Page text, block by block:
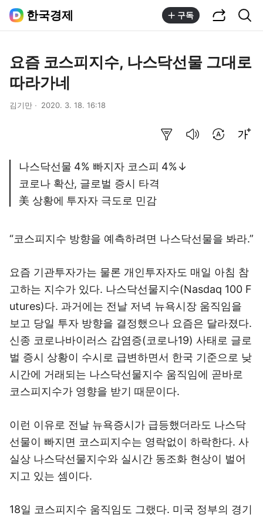
한국경제 구독
요즘 코스피지수, 나스닥선물 그대로
따라가네
김기만 2020. 3. 18. 16:18
나스닥선물 4% 빠지자 코스피 4%↓
코로나 확산, 글로벌 증시 타격
美 상황에 투자자 극도로 민감
“코스피지수 방향을 예측하려면 나스닥선물을 봐라.”
요즘 기관투자가는 물론 개인투자자도 매일 아침 참
고하는 지수가 있다. 나스닥선물지수(Nasdaq 100 F
utures)다. 과거에는 전날 저녁 뉴욕시장 움직임을
보고 당일 투자 방향을 결정했으나 요즘은 달라졌다.
신종 코로나바이러스 감염증(코로나19) 사태로 글로
벌 증시 상황이 수시로 급변하면서 한국 기준으로 낮
시간에 거래되는 나스닥선물지수 움직임에 곧바로
코스피지수가 영향을 받기 때문이다.
이런 이유로 전날 뉴욕증시가 급등했더라도 나스닥
선물이 빠지면 코스피지수는 영락없이 하락한다. 사
실상 나스닥선물지수와 실시간 동조화 현상이 벌어
지고 있는 셈이다.
18일 코스피지수 움직임도 그랬다. 미국 정부의 경기